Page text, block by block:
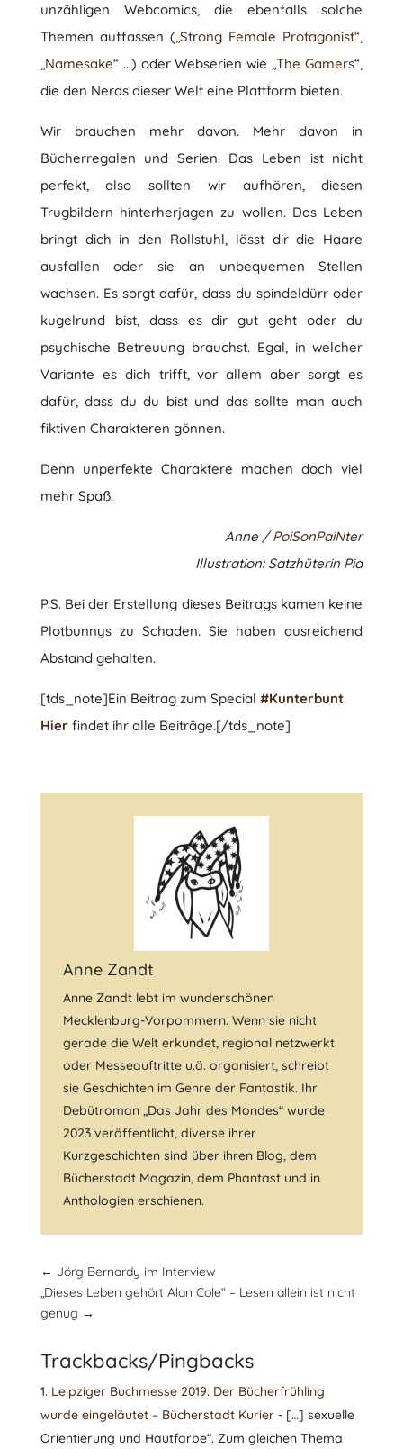
unzähligen Webcomics, die ebenfalls solche
Themen auffassen („Strong Female Protagonist“,
„Namesake“…) oder Webserien wie „The Gamers“,
die den Nerds dieser Welt eine Plattform bieten.
Wir brauchen mehr davon. Mehr davon in
Bücherregalen und Serien. Das Leben ist nicht
perfekt, also sollten wir aufhören, diesen
Trugbildern hinterherjagen zu wollen. Das Leben
bringt dich in den Rollstuhl, lässt dir die Haare
ausfallen oder sie an unbequemen Stellen
wachsen. Es sorgt dafür, dass du spindeldürr oder
kugelrund bist, dass es dir gut geht oder du
psychische Betreuung brauchst. Egal, in welcher
Variante es dich trifft, vor allem aber sorgt es
dafür, dass du du bist und das sollte man auch
fiktiven Charakteren gönnen.
Denn unperfekte Charaktere machen doch viel
mehr Spaß.
Anne /PoiSonPaiNter
Illustration: Satzhüterin Pia
P.S. Bei der Erstellung dieses Beitrags kamen keine
Plotbunnys zu Schaden. Sie haben ausreichend
Abstand gehalten.
[tds_note]Ein Beitrag zum Special #Kunterbunt.
Hier findet ihr alle Beiträge.[/tds_note]
Anne Zandt
Anne Zandt lebt im wunderschönen
Mecklenburg-Vorpommern. Wenn sie nicht
gerade die Welt erkundet, regional netzwerkt
oder Messeauftritte u.ä. organisiert, schreibt
sie Geschichten im Genre der Fantastik. Ihr
Debütroman „Das Jahr des Mondes“ wurde
2023 veröffentlicht, diverse ihrer
Kurzgeschichten sind über ihren Blog, dem
Bücherstadt Magazin, dem Phantast und in
Anthologien erschienen.
← Jörg Bernardy im Interview
„Dieses Leben gehört Alan Cole“ – Lesen allein ist nicht
genug →
Trackbacks/Pingbacks
Leipziger Buchmesse 2019: Der Bücherfrühling
wurde eingeläutet – Bücherstadt Kurier- […] sexu­elle
Ori­en­tie­rung und Haut­farbe“. Zum glei­chen Thema